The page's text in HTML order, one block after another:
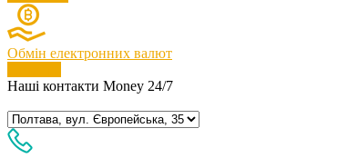
Обмін електронних валют
Наші контакти Money 24/7